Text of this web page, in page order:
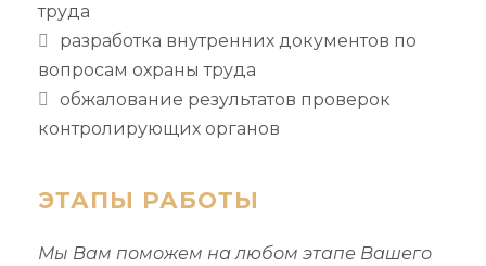
труда
разработка внутренних документов по
вопросам охраны труда
обжалование результатов проверок
контролирующих органов
ЭТАПЫ РАБОТЫ
Мы Вам поможем на любом этапе Вашего